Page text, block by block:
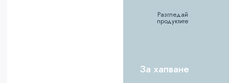
Разгледай
продуктите
За хапване